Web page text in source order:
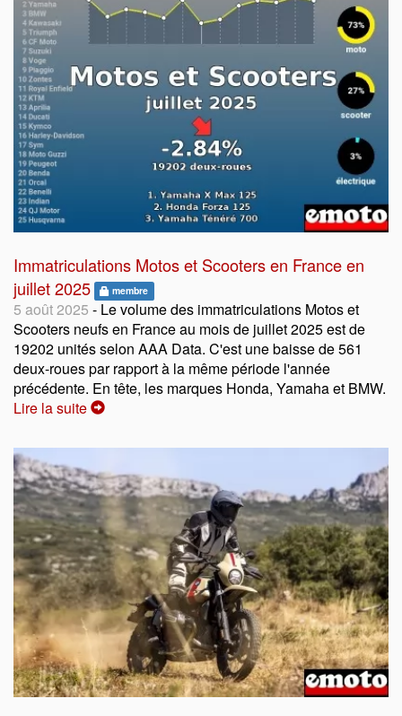
Immatriculations Motos et Scooters en France en
juillet 2025
membre
5 août 2025 - Le volume des immatriculations Motos et
Scooters neufs en France au mois de juillet 2025 est de
19202 unités selon AAA Data. C'est une baisse de 561
deux-roues par rapport à la même période l'année
précédente. En tête, les marques Honda, Yamaha et BMW.
Lire la suite